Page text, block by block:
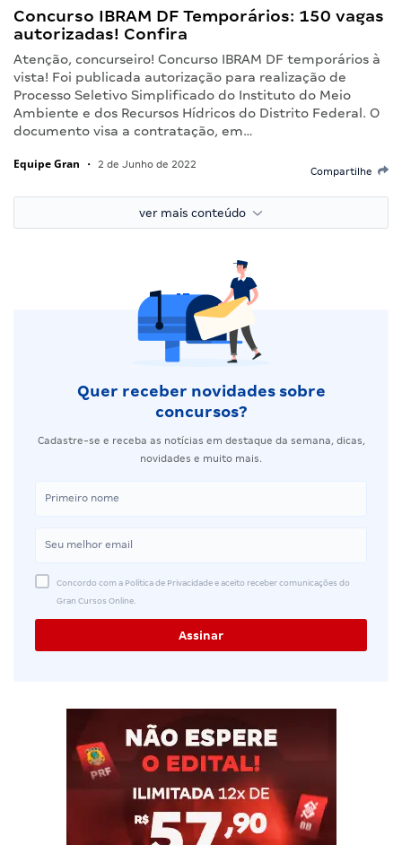
Concurso IBRAM DF Temporários: 150 vagas
autorizadas! Confira
Atenção, concurseiro! Concurso IBRAM DF temporários à
vista! Foi publicada autorização para realização de
Processo Seletivo Simplificado do Instituto do Meio
Ambiente e dos Recursos Hídricos do Distrito Federal. O
documento visa a contratação, em…
Equipe Gran • 2 de Junho de 2022
Compartilhe
ver mais conteúdo
Quer receber novidades sobre
concursos?
Cadastre-se e receba as notícias em destaque da semana, dicas,
novidades e muito mais.
Concordo com a Política de Privacidade e aceito receber comunicações do
Gran Cursos Online.